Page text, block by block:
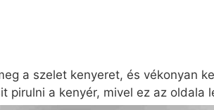
a szelet kenyeret, és vékonyan
pirulni a kenyér, mivel ez az oldala